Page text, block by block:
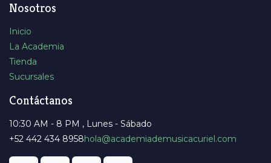
Nosotros
Inicio
La Academia
Tienda
Sucursales
Contáctanos
10:30 AM - 8 PM , Lunes - Sábado
+52 442 434 8958​hola@academiademusicacuriel.com